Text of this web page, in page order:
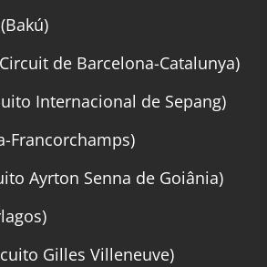
de Barcelona-Catalunya)
Internacional de Sepang)
Francorchamps)
Ayrton Senna de Goiânia)
Gilles Villeneuve)